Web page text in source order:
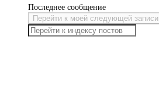
Последнее сообщение
Перейти к моей следующей записи